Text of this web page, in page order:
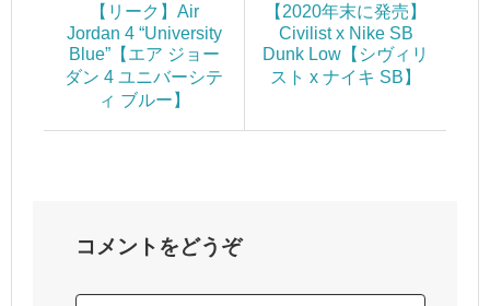
【リーク】Air
Jordan 4 “University
Blue”【エア ジョー
ダン 4 ユニバーシテ
ィ ブルー】
【2020年末に発売】
Civilist x Nike SB
Dunk Low【シヴィリ
スト x ナイキ SB】
コメントをどうぞ